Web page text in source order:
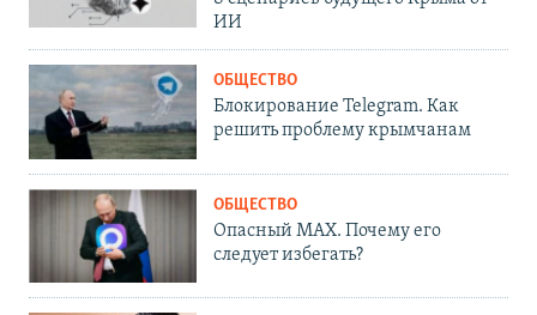
ИИ
ОБЩЕСТВО
Блокирование Telegram. Как
решить проблему крымчанам
ОБЩЕСТВО
Опасный MAX. Почему его
следует избегать?